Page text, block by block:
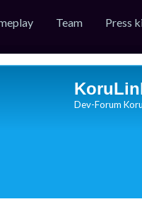
Team Press
Dev-Forum